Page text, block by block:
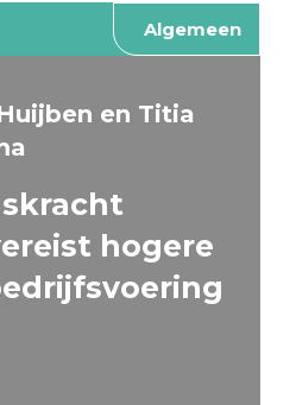
Algemeen
en Titia
hogere